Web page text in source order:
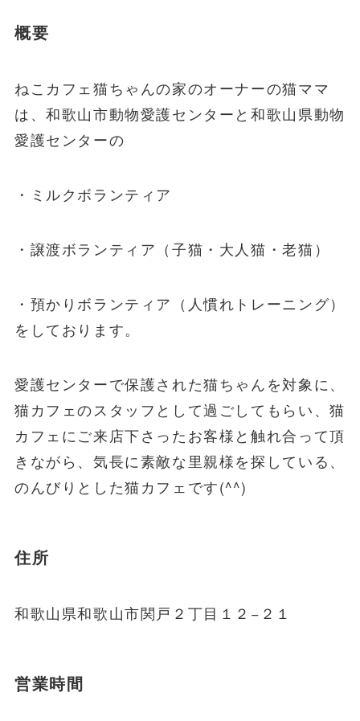
概要
ねこカフェ猫ちゃんの家のオーナーの猫ママ
は、和歌山市動物愛護センターと和歌山県動物
愛護センターの
・ミルクボランティア
・譲渡ボランティア（子猫・大人猫・老猫）
・預かりボランティア（人慣れトレーニング）
をしております。
愛護センターで保護された猫ちゃんを対象に、
猫カフェのスタッフとして過ごしてもらい、猫
カフェにご来店下さったお客様と触れ合って頂
きながら、気長に素敵な里親様を探している、
のんびりとした猫カフェです(^^)
住所
和歌山県和歌山市関戸２丁目１２−２１
営業時間